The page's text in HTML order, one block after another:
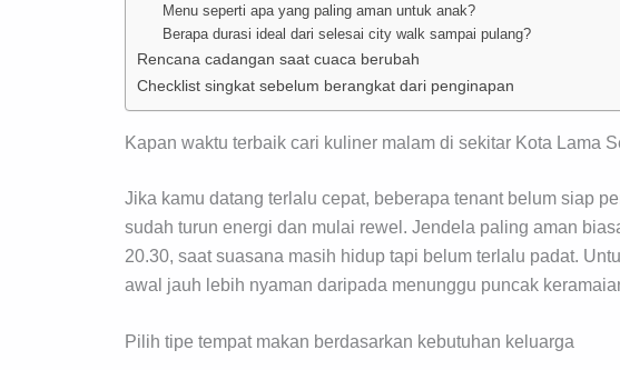
Menu seperti apa yang paling aman untuk anak?
Berapa durasi ideal dari selesai city walk sampai pulang?
Rencana cadangan saat cuaca berubah
Checklist singkat sebelum berangkat dari penginapan
Kapan waktu terbaik cari kuliner malam di sekitar Kota Lama
Jika kamu datang terlalu cepat, beberapa tenant belum siap
sudah turun energi dan mulai rewel. Jendela paling aman
20.30, saat suasana masih hidup tapi belum terlalu padat.
awal jauh lebih nyaman daripada menunggu puncak
Pilih tipe tempat makan berdasarkan kebutuhan keluarga